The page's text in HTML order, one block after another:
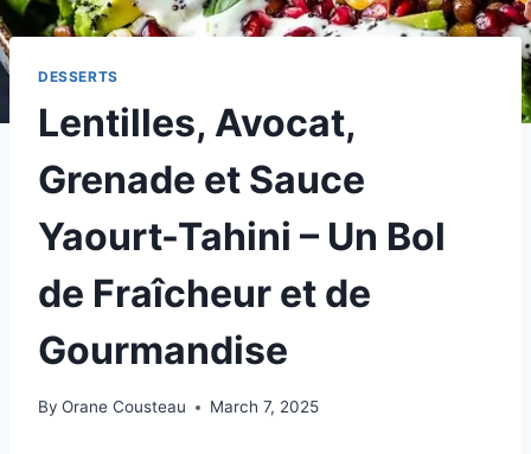
DESSERTS
Lentilles, Avocat,
Grenade et Sauce
Yaourt-Tahini – Un Bol
de Fraîcheur et de
Gourmandise
By Orane Cousteau March 7, 2025